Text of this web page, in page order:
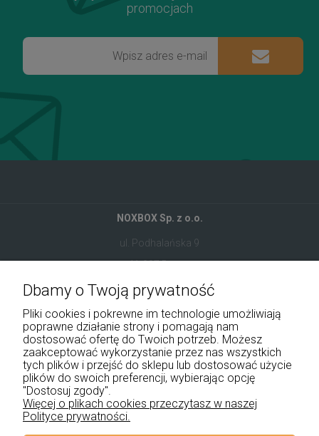
promocjach
NOXBOX Sp. z o.o.
ul. Podhalańska 9
41-907 Bytom
+48 534 555 344
sklep@noxbox.pl
Pomoc
Płatności i dostawa
Dbamy o Twoją prywatność
Pliki cookies i pokrewne im technologie umożliwiają
poprawne działanie strony i pomagają nam
dostosować ofertę do Twoich potrzeb. Możesz
zaakceptować wykorzystanie przez nas wszystkich
tych plików i przejść do sklepu lub dostosować użycie
plików do swoich preferencji, wybierając opcję
"Dostosuj zgody".
Więcej o plikach cookies przeczytasz w naszej
Polityce prywatności.